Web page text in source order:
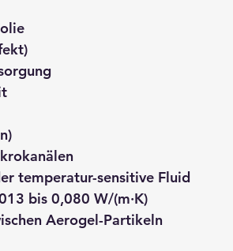
temperatur-sensitive Fluid
bis 0,080 W/(m·K)
Aerogel-Partikeln